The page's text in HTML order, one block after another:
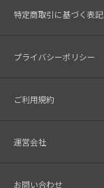
特定商取引に基づく表記
プライバシーポリシー
ご利用規約
運営会社
お問い合わせ